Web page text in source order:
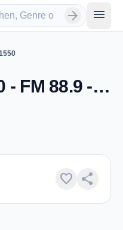
arrow_forward menu
Radio 1550 - FM 88.9 - Huancayo
favorite share